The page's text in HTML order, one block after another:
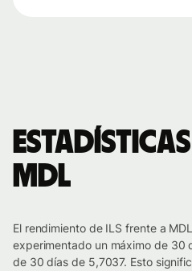
Estadísticas
MDL
El rendimiento de ILS frente a
experimentado un máximo de 30
de 30 días de 5,7037. Esto